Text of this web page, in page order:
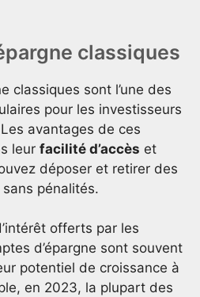
classiques
classiques sont l’une des
pour les investisseurs
avantages de ces
leur facilité d’accès et
déposer et retirer des
pénalités.
offerts par les
d’épargne sont souvent
potentiel de croissance à
en 2023, la plupart des